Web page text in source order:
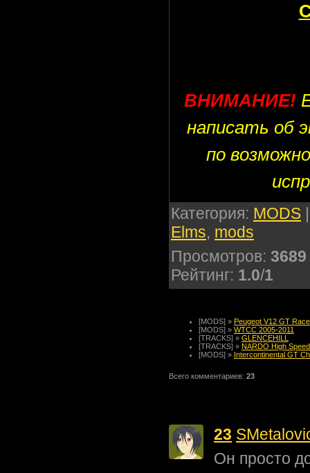
ВНИМАНИЕ!
написать об
по
Категория: MODS
Elms, mods
Просмотров: 3689
Рейтинг: 1.0/1
[MODS] » Peugeot V12 GT
[MODS] » WTCC 2005-2011
[TRAСKS] » GLENCEHILL
[TRACKS] » NARDO High
[MODS] » Intercontinental GT
Всего комментариев: 23
23
Он просто